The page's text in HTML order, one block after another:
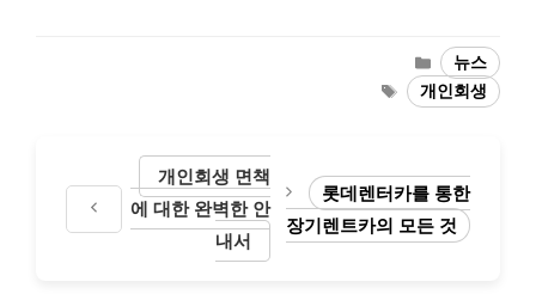
Categories
뉴스
Tags
개인회생
개인회생 면책
에 대한 완벽한 안
내서
롯데렌터카를 통한
장기렌트카의 모든 것